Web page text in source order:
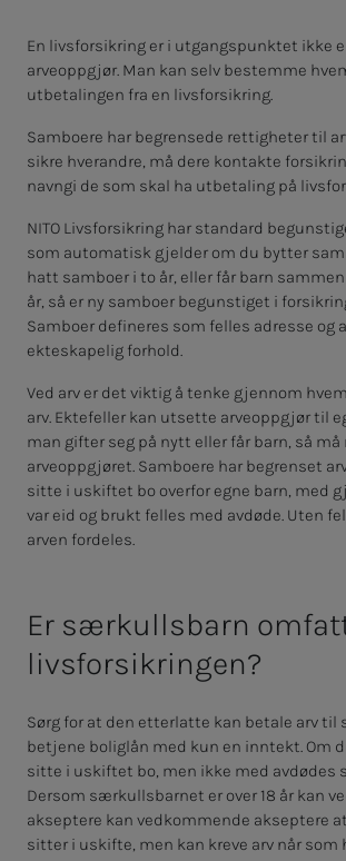
En livsforsikring er i utgangspunktet ikke
arveoppgjør. Man kan selv bestemme
utbetalingen fra en livsforsikring.
Samboere har begrensede rettigheter til
sikre hverandre, må dere kontakte
navngi de som skal ha utbetaling på
NITO Livsforsikring har standard
som automatisk gjelder om du bytter
hatt samboer i to år, eller får barn
år, så er ny samboer begunstiget i
Samboer defineres som felles adresse og
ekteskapelig forhold.
Ved arv er det viktig å tenke gjennom
arv. Ektefeller kan utsette arveoppgjør til
man gifter seg på nytt eller får barn, så må
arveoppgjøret. Samboere har begrenset
sitte i uskiftet bo overfor egne barn, med
var eid og brukt felles med avdøde. Uten
arven fordeles.
Er særkullsbarn
livsforsikringen?
Sørg for at den etterlatte kan betale arv
betjene boliglån med kun en inntekt. Om
sitte i uskiftet bo, men ikke med avdødes
Dersom særkullsbarnet er over 18 år kan
akseptere kan vedkommende akseptere
sitter i uskifte, men kan kreve arv når som